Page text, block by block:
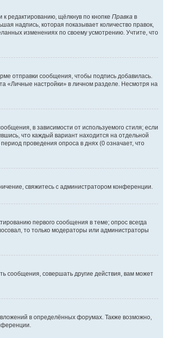
редактированию, щёлкнув по кнопке Правка в
надпись, которая показывает количество правок,
изменениях по своему усмотрению. Учтите, что
отправки сообщения, чтобы подпись добавилась.
«Личные настройки» в личном разделе. Несмотря на
в зависимости от используемого стиля; если
что каждый вариант находится на отдельной
проведения опроса в днях (0 означает, что
свяжитесь с администратором конференции.
первого сообщения в теме; опрос всегда
то только модераторы или администраторы
сообщения, совершать другие действия, вам может
в определённых форумах. Также возможно,